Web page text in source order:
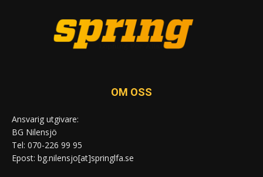
OM OSS
Ansvarig utgivare:
BG Nilensjö
Tel: 070-226 99 95
Epost: bg.nilensjo[at]springlfa.se